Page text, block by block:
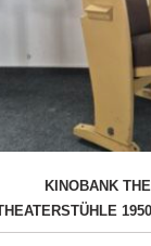
KINOBANK